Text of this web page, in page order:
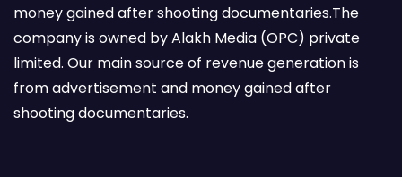
money gained after shooting documentaries.The
company is owned by Alakh Media (OPC) private
limited. Our main source of revenue generation is
from advertisement and money gained after
shooting documentaries.